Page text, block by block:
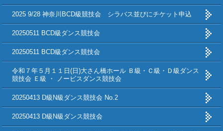
2025 9/28 神奈川BCD級競技会 シラバス並びにチケット申込
20250511 BCD級ダンス競技会
20250511 BCD級ダンス競技会
令和７年５月１１日(日)大さん橋ホール Ｂ級・Ｃ級・Ｄ級ダンス
競技会 Ｅ級 ・ ノービスダンス競技会
20250413 D級N級ダンス競技会 No.2
20250413 D級N級ダンス競技会